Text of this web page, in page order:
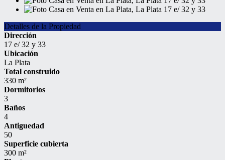
Detalles de la Propiedad
Dirección
17 e/ 32 y 33
Ubicación
La Plata
Total construido
330 m²
Dormitorios
3
Baños
4
Antiguedad
50
Superficie cubierta
300 m²